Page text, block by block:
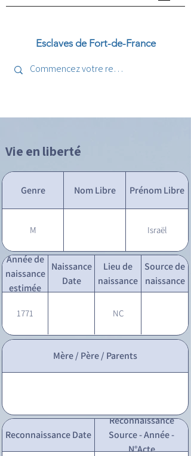
Esclaves de Fort-de-France
Vie en liberté
Genre Nom Libre Prénom Libre
M Israël
Année de
naissance
estimée
Naissance
Date
Lieu de
naissance
Source de
naissance
1771 NC
Mère / Père / Parents
Reconnaissance Date
Reconnaissance
Source - Année -
N°Acte